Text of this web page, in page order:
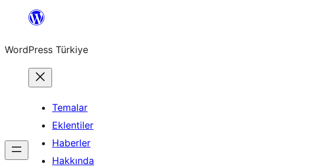
İçeriğe
WordPress Türkiye
Temalar
Eklentiler
Haberler
Hakkında